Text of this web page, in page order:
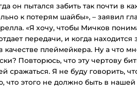
он пытался забить так почти в
к потерям шайбы», – заявил
«Я хочу, чтобы Мичков
передачи, и когда находится
качестве плеймейкера. Ну а что
Повторюсь, что эту чертову
сражаться. Я не буду говорить,
что этого не должно быть в нашей